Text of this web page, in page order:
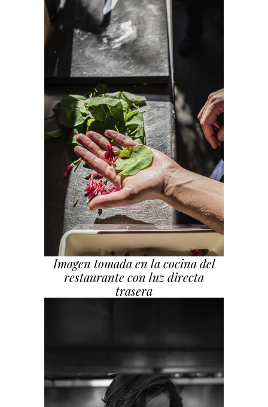
Imagen tomada en la cocina del
restaurante con luz directa
trasera